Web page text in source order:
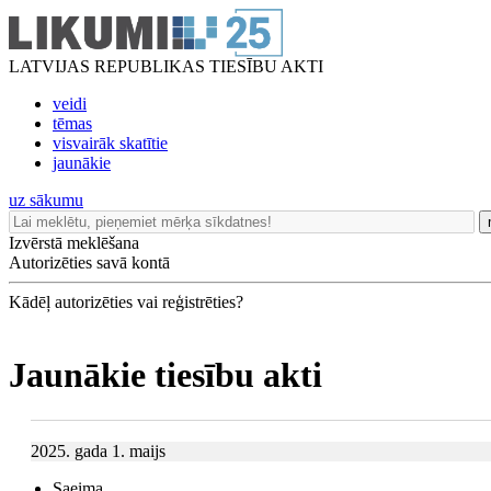
LATVIJAS REPUBLIKAS TIESĪBU AKTI
veidi
tēmas
visvairāk skatītie
jaunākie
uz sākumu
Izvērstā meklēšana
Autorizēties savā kontā
Kādēļ autorizēties vai reģistrēties?
Jaunākie tiesību akti
2025. gada 1. maijs